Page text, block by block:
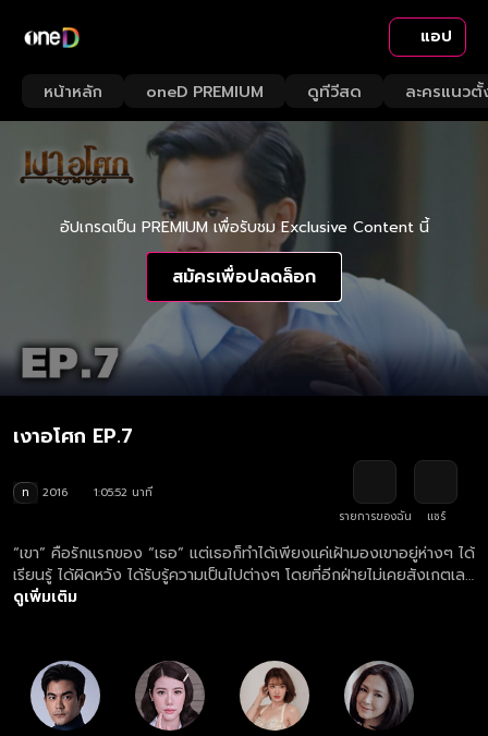
แอป
หน้าหลัก oneD PREMIUM ดูทีวีสด ละครแนวตั้
อัปเกรดเป็น PREMIUM เพื่อรับชม Exclusive Content นี้
สมัครเพื่อปลดล็อก
เงาอโศก EP.7
ท 2016
1:05:52 นาที
รายการของฉัน
แชร์
“เขา” คือรักแรกของ “เธอ” แต่เธอก็ทำได้เพียงแค่เฝ้ามองเขาอยู่ห่างๆ ได้
เรียนรู้ ได้ผิดหวัง ได้รับรู้ความเป็นไปต่างๆ โดยที่อีกฝ่ายไม่เคยสังเกตเลย
ว่ายังมี ‘เงา’ หนึ่งที่คอยเฝ้าห่วงใยอยู่เสมอ
ดูเพิ่มเติม